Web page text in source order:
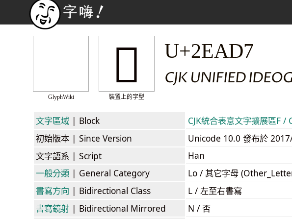
GlyphWiki
𮫗
裝置上的字型
U+2EAD7
CJK UNIFIED
文字區域 | Block CJK統合表意文字擴展區F
初始版本 | Since Version
Unicode 10.0 發布於
文字語系 | Script
Han
一般分類 | General Category
Lo / 其它字母
書寫方向 | Bidirectional Class
L / 左至右書寫
書寫鏡射 | Bidirectional Mirrored
N / 否